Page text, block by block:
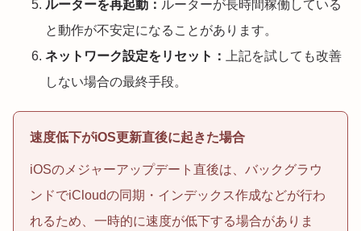
ルーターを再起動： ルーターが長時間稼働している
と動作が不安定になることがあります。
ネットワーク設定をリセット：
上記を試しても改善
しない場合の最終手段。
速度低下がiOS更新直後に起きた場合
iOSのメジャーアップデート直後は、バックグラウ
ンドでiCloudの同期・インデックス作成などが行わ
れるため、一時的に速度が低下する場合がありま